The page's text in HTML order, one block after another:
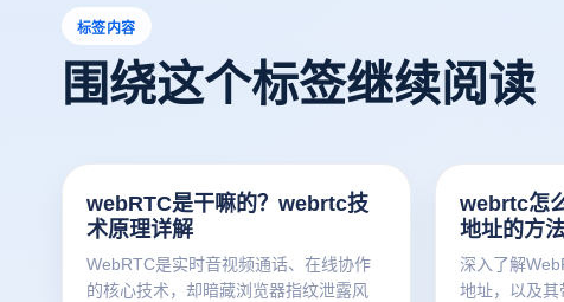
标签内容
围绕这个标签继续阅读
webRTC是干嘛的？webrtc技
术原理详解
WebRTC是实时音视频通话、在线协作
的核心技术，却暗藏浏览器指纹泄露风
webrtc怎
地址的方
深入了解
地址，以及